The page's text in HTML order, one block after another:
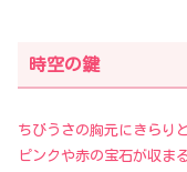
時空の鍵
ちびうさの胸元にきらり
ピンクや赤の宝石が収ま